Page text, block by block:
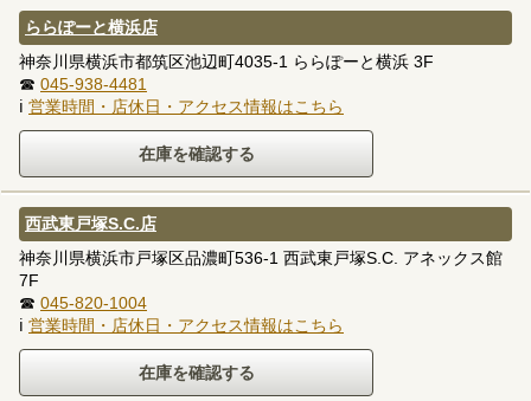
ららぽーと横浜店
神奈川県横浜市都筑区池辺町4035-1 ららぽーと横浜 3F
☎ 045-938-4481
ℹ 営業時間・店休日・アクセス情報はこちら
西武東戸塚S.C.店
神奈川県横浜市戸塚区品濃町536-1 西武東戸塚S.C. アネックス館
7F
☎ 045-820-1004
ℹ 営業時間・店休日・アクセス情報はこちら